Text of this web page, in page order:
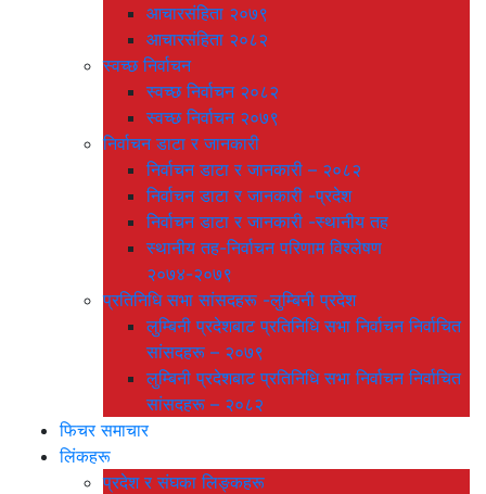
आचारसंहिता २०७९
आचारसंहिता २०८२
स्वच्छ निर्वाचन
स्वच्छ निर्वाचन २०८२
स्वच्छ निर्वाचन २०७९
निर्वाचन डाटा र जानकारी
निर्वाचन डाटा र जानकारी – २०८२
निर्वाचन डाटा र जानकारी -प्रदेश
निर्वाचन डाटा र जानकारी -स्थानीय तह
स्थानीय तह-निर्वाचन परिणाम विश्लेषण
२०७४-२०७९
प्रतिनिधि सभा सांसदहरू -लुम्बिनी प्रदेश
लुम्बिनी प्रदेशबाट प्रतिनिधि सभा निर्वाचन निर्वाचित
सांसदहरू – २०७९
लुम्बिनी प्रदेशबाट प्रतिनिधि सभा निर्वाचन निर्वाचित
सांसदहरू – २०८२
फिचर समाचार
लिंकहरू
प्रदेश र संघका लिङ्कहरू